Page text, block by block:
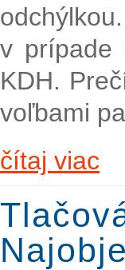
v prípade
KDH.
voľbami
čítaj viac